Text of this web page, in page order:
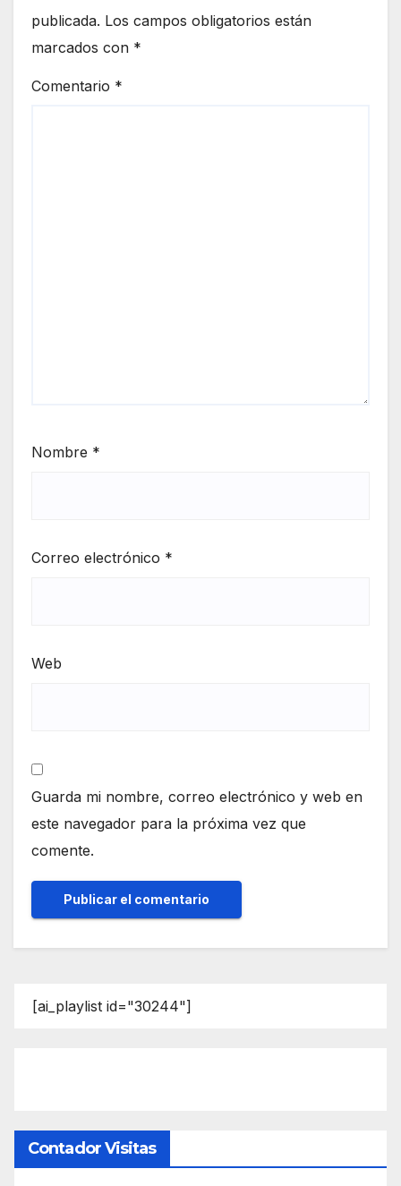
publicada. Los campos obligatorios están
marcados con *
Comentario *
Nombre *
Correo electrónico *
Web
Guarda mi nombre, correo electrónico y web en
este navegador para la próxima vez que
comente.
[ai_playlist id="30244"]
Contador Visitas